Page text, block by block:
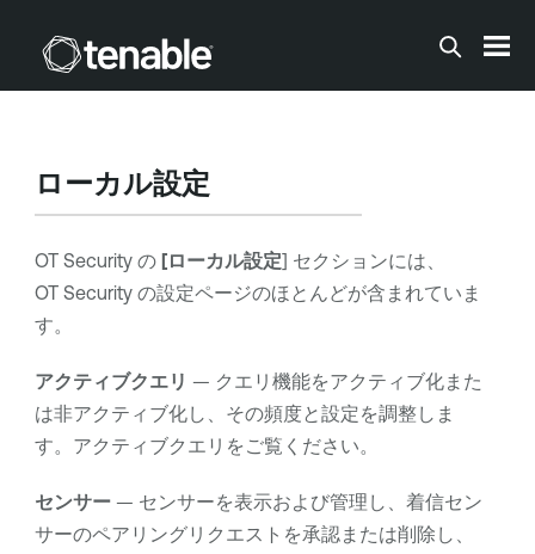
メインコンテンツに移動する
ローカル設定
OT Securityの [ローカル設定] セクションには、
OT Securityの設定ページのほとんどが含まれていま
す。
アクティブクエリ — クエリ機能をアクティブ化また
は非アクティブ化し、その頻度と設定を調整しま
す。アクティブクエリをご覧ください。
センサー— センサーを表示および管理し、着信セン
サーのペアリングリクエストを承認または削除し、